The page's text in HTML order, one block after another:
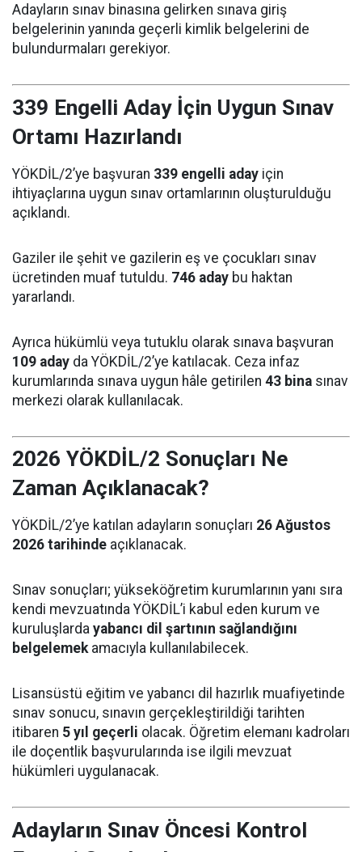
Adayların sınav binasına gelirken sınava giriş
belgelerinin yanında geçerli kimlik belgelerini de
bulundurmaları gerekiyor.
339 Engelli Aday İçin Uygun Sınav
Ortamı Hazırlandı
YÖKDİL/2’ye başvuran 339 engelli aday için
ihtiyaçlarına uygun sınav ortamlarının oluşturulduğu
açıklandı.
Gaziler ile şehit ve gazilerin eş ve çocukları sınav
ücretinden muaf tutuldu. 746 aday bu haktan
yararlandı.
Ayrıca hükümlü veya tutuklu olarak sınava başvuran
109 aday da YÖKDİL/2’ye katılacak. Ceza infaz
kurumlarında sınava uygun hâle getirilen 43 bina sınav
merkezi olarak kullanılacak.
2026 YÖKDİL/2 Sonuçları Ne
Zaman Açıklanacak?
YÖKDİL/2’ye katılan adayların sonuçları 26 Ağustos
2026 tarihinde açıklanacak.
Sınav sonuçları; yükseköğretim kurumlarının yanı sıra
kendi mevzuatında YÖKDİL’i kabul eden kurum ve
kuruluşlarda yabancı dil şartının sağlandığını
belgelemekamacıyla kullanılabilecek.
Lisansüstü eğitim ve yabancı dil hazırlık muafiyetinde
sınav sonucu, sınavın gerçekleştirildiği tarihten
itibaren 5 yıl geçerli olacak. Öğretim elemanı kadroları
ile doçentlik başvurularında ise ilgili mevzuat
hükümleri uygulanacak.
Adayların Sınav Öncesi Kontrol